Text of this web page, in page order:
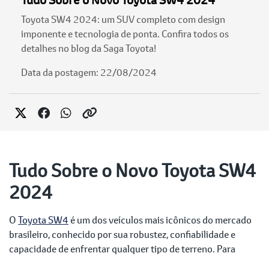
Toyota SW4 2024: um SUV completo com design
imponente e tecnologia de ponta. Confira todos os
detalhes no blog da Saga Toyota!
Data da postagem: 22/08/2024
Tudo Sobre o Novo Toyota SW4
2024
OToyota SW4 é um dos veículos mais icônicos do mercado
brasileiro, conhecido por sua robustez, confiabilidade e
capacidade de enfrentar qualquer tipo de terreno. Para